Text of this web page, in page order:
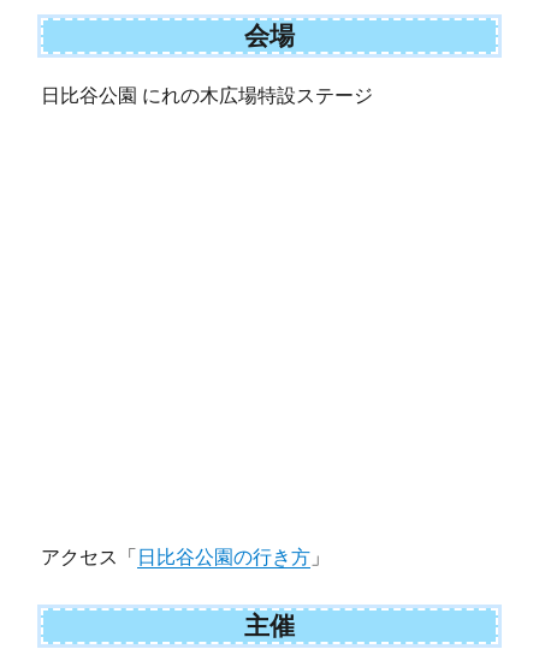
会場
日比谷公園 にれの木広場特設ステージ
アクセス「 日比谷公園の行き方 」
主催